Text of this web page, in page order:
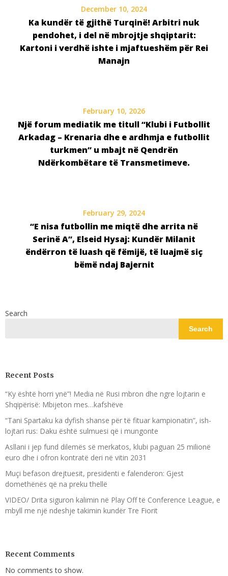
December 10, 2024
Ka kundër të gjithë Turqinë! Arbitri nuk
pendohet, i del në mbrojtje shqiptarit:
Kartoni i verdhë ishte i mjaftueshëm për Rei
Manajn
February 10, 2026
Një forum mediatik me titull “Klubi i Futbollit
Arkadag – Krenaria dhe e ardhmja e futbollit
turkmen” u mbajt në Qendrën
Ndërkombëtare të Transmetimeve.
February 29, 2024
“E nisa futbollin me miqtë dhe arrita në
Serinë A”, Elseid Hysaj: Kundër Milanit
ëndërron të luash që fëmijë, të luajmë siç
bëmë ndaj Bajernit
Search
Search
Recent Posts
“Ky është horri ynë”! Media në Rusi mbron dhe ngre lojtarin e
Shqipërisë: Mbijeton mes…kafshëve
“Tani Spartaku ka dyfish shanse për të fituar kampionatin”, ish-
lojtari rus: Daku është sulmuesi që i mungonte
Asllani i jep fund dilemës së merkatos, klubi paguan 25 milionë
euro dhe i ofron kontratë deri në vitin 2031
Muçi befason drejtuesit, presidenti e falenderon: Gjest
domethënës që na preku thellë
VIDEO/ Drita siguron kalimin në Play Off të Conference League, e
mbyll me një ndeshje takimin kundër Tre Fiorit
Recent Comments
No comments to show.